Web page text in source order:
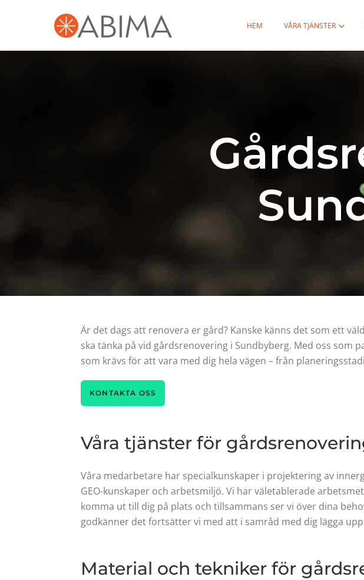
HEM VÅRA TJÄNSTER
Är det dags att renovera er gård? Kanske känns det som ett
ska tänka på vid gårdsrenovering i Sundbyberg. Med oss
som krävs för att vara med dig hela vägen – från
KONTAKTA OSS
Våra tjänster för
Våra medarbetare har specialkunskaper i projektering av
GEO-kunskaper och arbetsmiljö. Vi har väletablerade
komma ut till dig på plats och tillsammans ser vi över dina
godkänner det fortsätter vi med att i samråd med dig lägga
Material och tekniker för